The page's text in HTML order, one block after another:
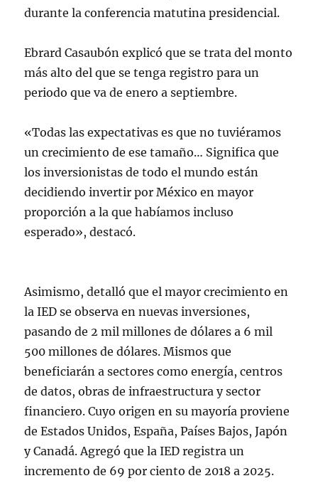
durante la conferencia matutina presidencial.
Ebrard Casaubón explicó que se trata del monto
más alto del que se tenga registro para un
periodo que va de enero a septiembre.
«Todas las expectativas es que no tuviéramos
un crecimiento de ese tamaño… Significa que
los inversionistas de todo el mundo están
decidiendo invertir por México en mayor
proporción a la que habíamos incluso
esperado», destacó.
Asimismo, detalló que el mayor crecimiento en
la IED se observa en nuevas inversiones,
pasando de 2 mil millones de dólares a 6 mil
500 millones de dólares. Mismos que
beneficiarán a sectores como energía, centros
de datos, obras de infraestructura y sector
financiero. Cuyo origen en su mayoría proviene
de Estados Unidos, España, Países Bajos, Japón
y Canadá. Agregó que la IED registra un
incremento de 69 por ciento de 2018 a 2025.